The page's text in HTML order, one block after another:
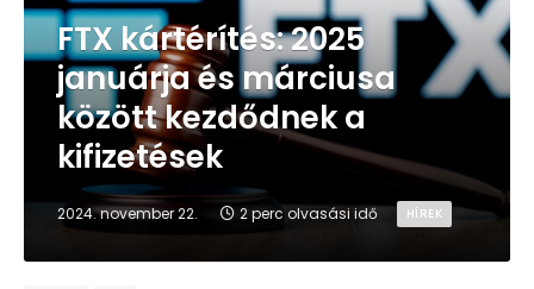
FTX kártérítés: 2025
januárja és márciusa
között kezdődnek a
kifizetések
2024. november 22. 2 perc olvasási idő HÍREK